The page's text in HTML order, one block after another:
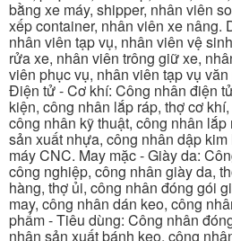
bằng xe máy, shipper, nhân viên
xếp container, nhân viên xe nâng.
nhân viên tạp vụ, nhân viên vệ
rửa xe, nhân viên trông giữ xe,
viên phục vụ, nhân viên tạp vụ
Điện tử - Cơ khí: Công nhân điện
kiện, công nhân lắp ráp, thợ cơ
công nhân kỹ thuật, công nhân
sản xuất nhựa, công nhân dập
máy CNC. May mặc - Giày da:
công nghiệp, công nhân giày da,
hàng, thợ ủi, công nhân đóng gói
may, công nhân dán keo, công
phẩm - Tiêu dùng: Công nhân
nhân sản xuất bánh kẹo, công